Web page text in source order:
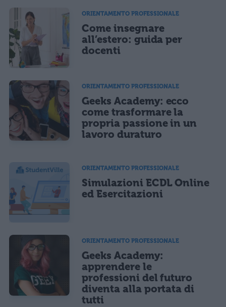
ORIENTAMENTO PROFESSIONALE
Come insegnare
all’estero: guida per
docenti
ORIENTAMENTO PROFESSIONALE
Geeks Academy: ecco
come trasformare la
propria passione in un
lavoro duraturo
ORIENTAMENTO PROFESSIONALE
Simulazioni ECDL Online
ed Esercitazioni
ORIENTAMENTO PROFESSIONALE
Geeks Academy:
apprendere le
professioni del futuro
diventa alla portata di
tutti